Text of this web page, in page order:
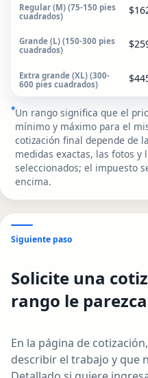
*Un rango significa que el
mínimo y máximo para el
cotización final depende de
medidas exactas, las fotos y
seleccionados; el impuesto
encima.
Siguiente paso
Solicite una
rango le
En la página de
describir el trabajo y que